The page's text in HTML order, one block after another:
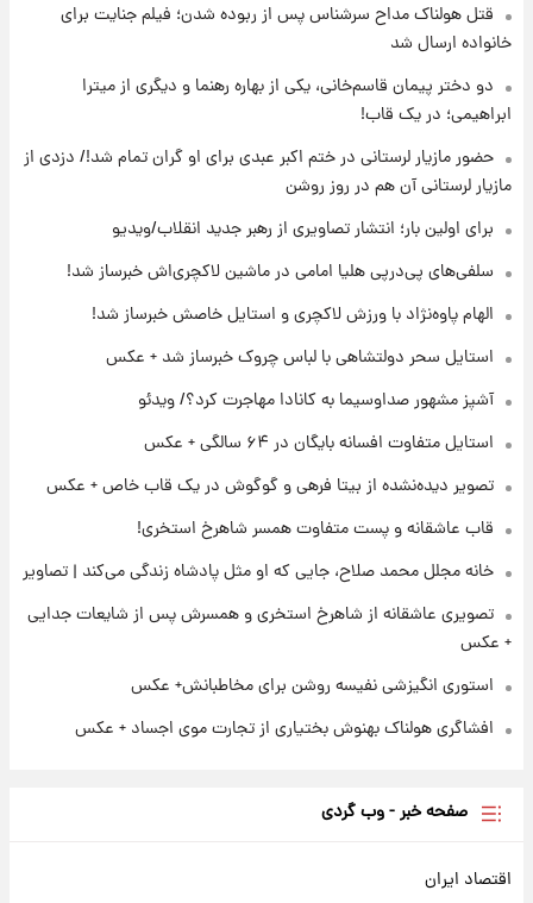
۱۷ ساعت پیش
لیونل مسی عزادار شد! + جزئیات
۲۱ ساعت پیش
لحظه برخورد رعد و برق به ساختمان مرکز تجارت
جهانی در آمریکا + فیلم
۲۱ ساعت پیش
برای اولین بار؛ انتشار تصاویری از رهبر جدید
انقلاب/ویدیو
تصاویر عمامه بستن به شیوه خاتمی/ویدیو
قتل هولناک مداح سرشناس پس از ربوده شدن؛ فیلم جنایت برای
خانواده ارسال شد
دو دختر پیمان قاسم‌خانی، یکی از بهاره رهنما و دیگری از میترا
ابراهیمی؛ در یک قاب!
حضور مازیار لرستانی در ختم اکبر عبدی برای او گران تمام شد!/ دزدی از
مازیار لرستانی آن هم در روز روشن
برای اولین بار؛ انتشار تصاویری از رهبر جدید انقلاب/ویدیو
سلفی‌های پی‌درپی هلیا امامی در ماشین لاکچری‌اش خبرساز شد!
الهام پاوه‌نژاد با ورزش لاکچری و استایل خاصش خبرساز شد!
استایل سحر دولتشاهی با لباس چروک خبرساز شد + عکس
آشپز مشهور صداوسیما به کانادا مهاجرت کرد؟/ ویدئو
استایل متفاوت افسانه بایگان در ۶۴ سالگی + عکس
تصویر دیده‌نشده از بیتا فرهی و گوگوش در یک قاب خاص + عکس
قاب عاشقانه و پست متفاوت همسر شاهرخ استخری!
خانه مجلل محمد صلاح، جایی که او مثل پادشاه زندگی می‌کند | تصاویر
تصویری عاشقانه از شاهرخ استخری و همسرش پس از شایعات جدایی
+ عکس
استوری انگیزشی نفیسه روشن برای مخاطبانش+ عکس
افشاگری هولناک بهنوش بختیاری از تجارت موی اجساد + عکس
صفحه خبر - وب گردی
اقتصاد ایران